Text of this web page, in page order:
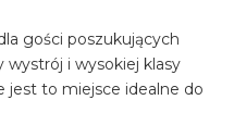
gości poszukujących
wystrój i wysokiej klasy
jest to miejsce idealne do